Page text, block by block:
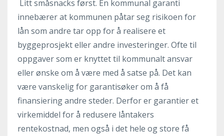
Litt småsnacks først. En kommunal garanti
innebærer at kommunen påtar seg risikoen for
lån som andre tar opp for å realisere et
byggeprosjekt eller andre investeringer. Ofte til
oppgaver som er knyttet til kommunalt ansvar
eller ønske om å være med å satse på. Det kan
være vanskelig for garantisøker om å få
finansiering andre steder. Derfor er garantier et
virkemiddel for å redusere låntakers
rentekostnad, men også i det hele og store få